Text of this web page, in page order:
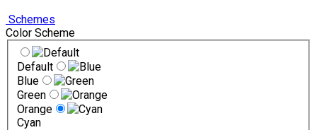
Schemes
Color Scheme
Default
Blue
Green
Orange
Cyan